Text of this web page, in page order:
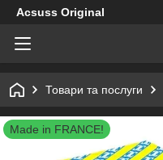
Acsuss Original
Товари та послуги
Made in FRANCE!